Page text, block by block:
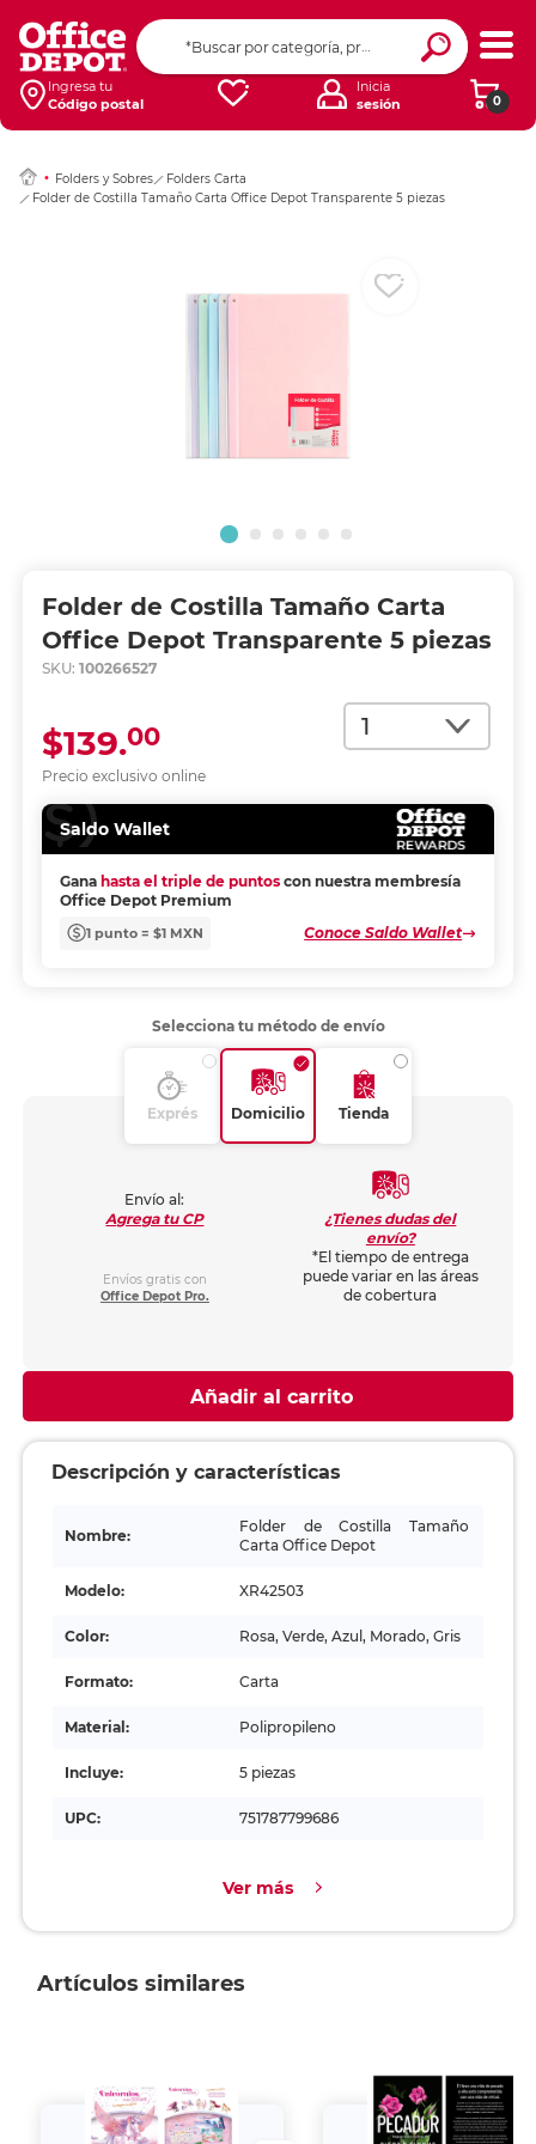
Ingresa tu
Código postal
0
Inicia
sesión
Folders y Sobres
Folders Carta
Folder de Costilla Tamaño Carta Office Depot Transparente 5 piezas
Folder de Costilla Tamaño Carta
Office Depot Transparente 5 piezas
SKU: 100266527
Cantidad
Precio exclusivo online
$139.00
Saldo Wallet
Gana hasta el triple de puntos con nuestra membresía
Office Depot Premium
1 punto = $1 MXN Conoce Saldo Wallet
Ingresar Codigo
Selecciona tu método de envío
Exprés Domicilio Tienda
Envío al:
Agrega tu CP
Envíos gratis con
Office Depot Pro.
¿Tienes dudas del
envío?
*El tiempo de entrega
puede variar en las áreas
de cobertura
Añadir al carrito
Descripción y características
Nombre:
Folder de Costilla Tamaño
Carta Office Depot
Modelo: XR42503
Color: Rosa, Verde, Azul, Morado, Gris
Formato: Carta
Material: Polipropileno
Incluye: 5 piezas
UPC: 751787799686
Ver más
Artículos similares